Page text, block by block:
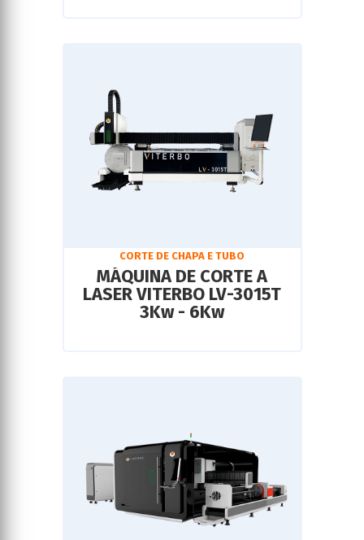
CORTE DE CHAPA E TUBO
MÁQUINA DE CORTE A
LASER VITERBO LV-3015T
3Kw - 6Kw